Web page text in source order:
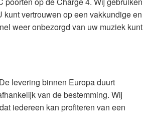
vertrouwen op een vakkundige en
weer onbezorgd van uw muziek kunt
levering binnen Europa duurt
van de bestemming. Wij
iedereen kan profiteren van een